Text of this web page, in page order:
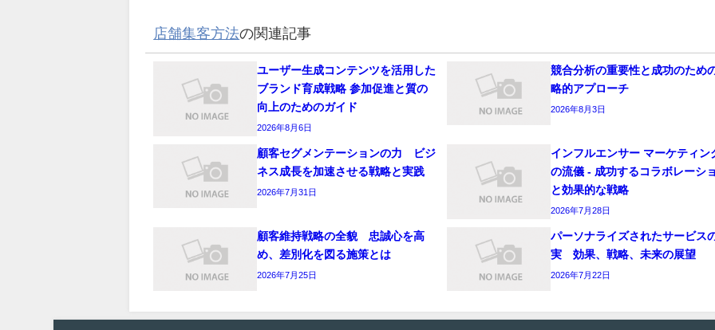
店舗集客方法の関連記事
ユーザー生成コンテンツを活用した
ブランド育成戦略 参加促進と質の
向上のためのガイド
2026年8月6日
競合分析の重要性と成功のため
略的アプローチ
2026年8月3日
顧客セグメンテーションの力 ビジ
ネス成長を加速させる戦略と実践
2026年7月31日
インフルエンサー マーケティン
の流儀 - 成功するコラボレーシ
と効果的な戦略
2026年7月28日
顧客維持戦略の全貌 忠誠心を高
め、差別化を図る施策とは
2026年7月25日
パーソナライズされたサービス
実 効果、戦略、未来の展望
2026年7月22日